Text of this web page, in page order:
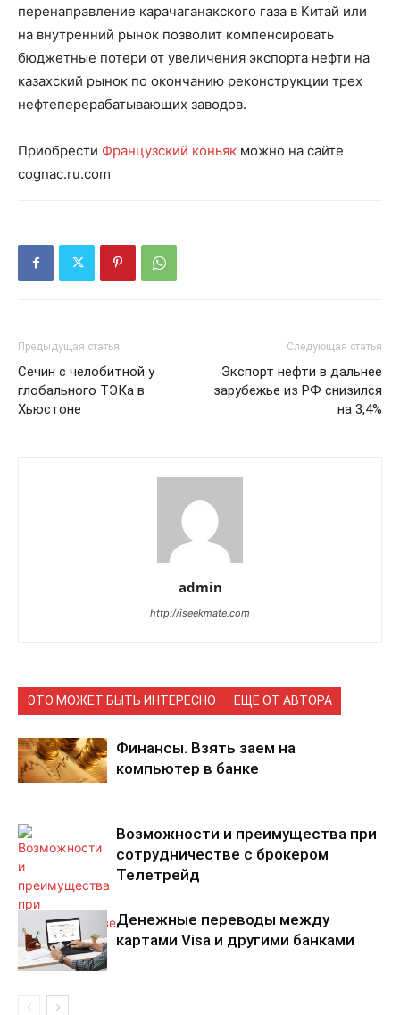
перенаправление карачаганакского газа в Китай или
на внутренний рынок позволит компенсировать
бюджетные потери от увеличения экспорта нефти на
казахский рынок по окончанию реконструкции трех
нефтеперерабатывающих заводов.
Приобрести Французский коньяк можно на сайте
cognac.ru.com
Предыдущая статья
Сечин с челобитной у
глобального ТЭКа в
Хьюстоне
Следующая статья
Экспорт нефти в дальнее
зарубежье из РФ снизился
на 3,4%
admin
http://iseekmate.com
ЭТО МОЖЕТ БЫТЬ ИНТЕРЕСНО ЕЩЕ ОТ АВТОРА
Финансы. Взять заем на
компьютер в банке
Возможности и преимущества при
сотрудничестве с брокером
Телетрейд
Денежные переводы между
картами Visa и другими банками